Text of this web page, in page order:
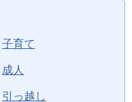
子育て
成人
引っ越し